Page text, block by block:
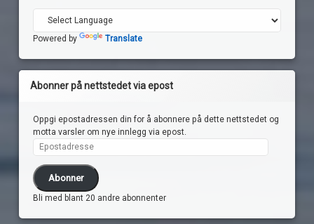
Powered by Translate
Abonner på nettstedet via epost
Oppgi epostadressen din for å abonnere på dette nettstedet og
motta varsler om nye innlegg via epost.
Epostadresse
Abonner
Bli med blant 20 andre abonnenter